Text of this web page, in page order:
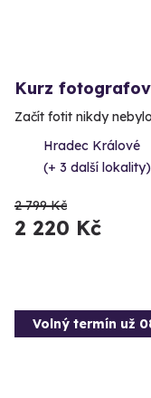
Kurz
Začít fotit nikdy
Hradec Králové
(+ 3 další lokality)
2 799 Kč
2 220 Kč
Volný termín už